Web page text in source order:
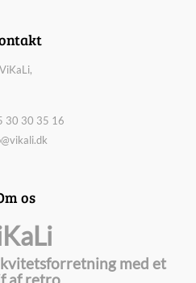
ViKaLi,
30 30 35 16
os
med et